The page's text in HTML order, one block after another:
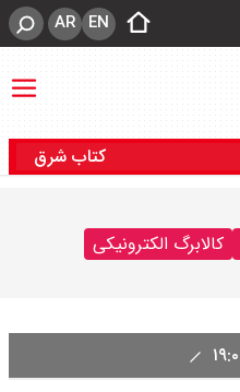
EN
AR
کتاب شرق
کالابرگ الکترونیکی